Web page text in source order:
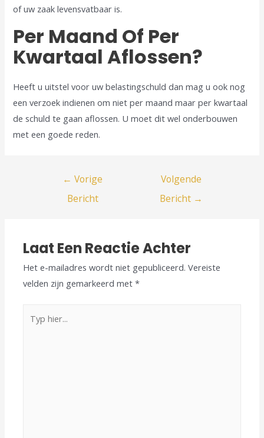
of uw zaak levensvatbaar is.
Per Maand Of Per
Kwartaal Aflossen?
Heeft u uitstel voor uw belastingschuld dan mag u ook nog
een verzoek indienen om niet per maand maar per kwartaal
de schuld te gaan aflossen. U moet dit wel onderbouwen
met een goede reden.
← Vorige
Bericht
Volgende
Bericht →
Laat Een Reactie Achter
Het e-mailadres wordt niet gepubliceerd. Vereiste
velden zijn gemarkeerd met*